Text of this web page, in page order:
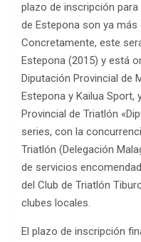
plazo de inscripción
de Estepona son ya
Concretamente, este
Estepona (2015) y está
Diputación Provincial de
Estepona y Kailua
Provincial de Triatlón
series, con la
Triatlón (Delegación
de servicios
del Club de Triatlón
clubes locales.
El plazo de inscripción